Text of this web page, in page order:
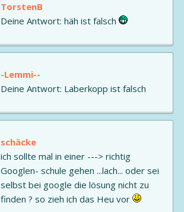
TorstenB
Deine Antwort: häh ist falsch
-Lemmi--
Deine Antwort: Laberkopp ist falsch
schäcke
ich sollte mal in einer ---> richtig
Googlen- schule gehen ...lach... oder sei
selbst bei google die lösung nicht zu
finden ? so zieh ich das Heu vor